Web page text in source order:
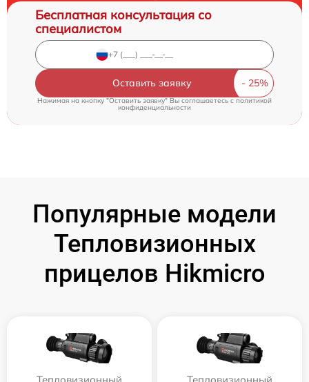
Бесплатная консультация со
специалистом
Оставить заявку
Нажимая на кнопку "Оставить заявку" Вы соглашаетесь cполитикой
конфиденциальности
Популярные модели
Тепловизионных
прицелов Hikmicro
Тепловизионный
Тепловизионный